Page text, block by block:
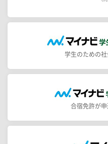
学生のための
合宿免許が